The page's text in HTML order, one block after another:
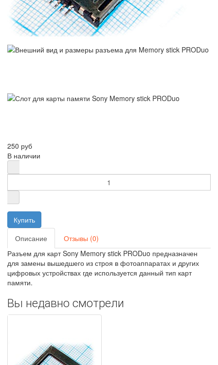
250 руб
В наличии
Описание
Отзывы (0)
Разъем для карт Sony Memory stick PRODuo предназначен
для замены вышедшего из строя в фотоаппаратах и других
цифровых устройствах где используется данный тип карт
памяти.
Вы недавно смотрели